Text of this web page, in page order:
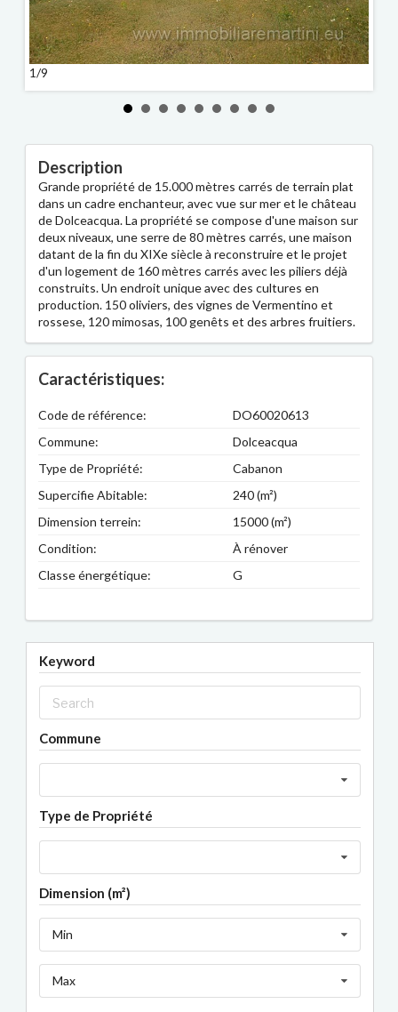
1/9
Description
Grande propriété de 15.000 mètres carrés de terrain plat
dans un cadre enchanteur, avec vue sur mer et le château
de Dolceacqua. La propriété se compose d'une maison sur
deux niveaux, une serre de 80 mètres carrés, une maison
datant de la fin du XIXe siècle à reconstruire et le projet
d'un logement de 160 mètres carrés avec les piliers déjà
construits. Un endroit unique avec des cultures en
production. 150 oliviers, des vignes de Vermentino et
rossese, 120 mimosas, 100 genêts et des arbres fruitiers.
Caractéristiques:
Code de référence:
DO60020613
Commune:
Dolceacqua
Type de Propriété:
Cabanon
Supercifie Abitable:
240 (m²)
Dimension terrein:
15000 (m²)
Condition:
À rénover
Classe énergétique:
G
Keyword
Commune
Type de Propriété
Dimension (m²)
Min
Max